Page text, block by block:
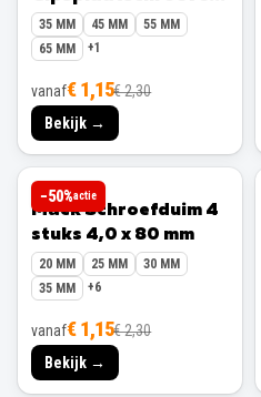
PH2 15 stuks 3,5 x 55
mm
35 MM 45 MM
55 MM
65 MM
+1
vanaf€ 1,15€ 2,30
Bekijk →
−50%actie
MACK
Mack Schroefduim 4
stuks 4,0 x 80 mm
20 MM 25 MM
30 MM
35 MM
+6
vanaf€ 1,15€ 2,30
Bekijk →